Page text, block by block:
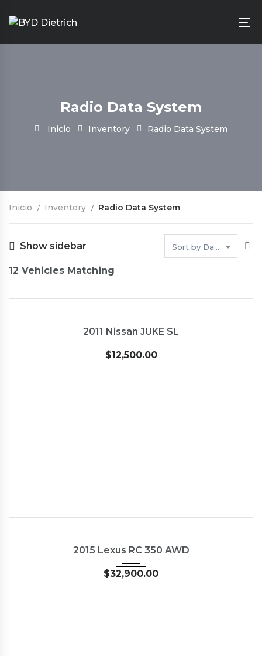
Radio Data System
Inicio Inventory Radio Data System
Inicio Inventory Radio Data System
Show sidebar Sort by Date
12 Vehicles Matching
2011 Nissan JUKE SL
$12,500.00
2015 Lexus RC 350 AWD
$32,900.00